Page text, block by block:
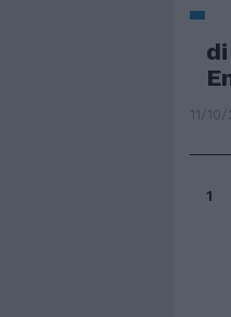
di
11/
1